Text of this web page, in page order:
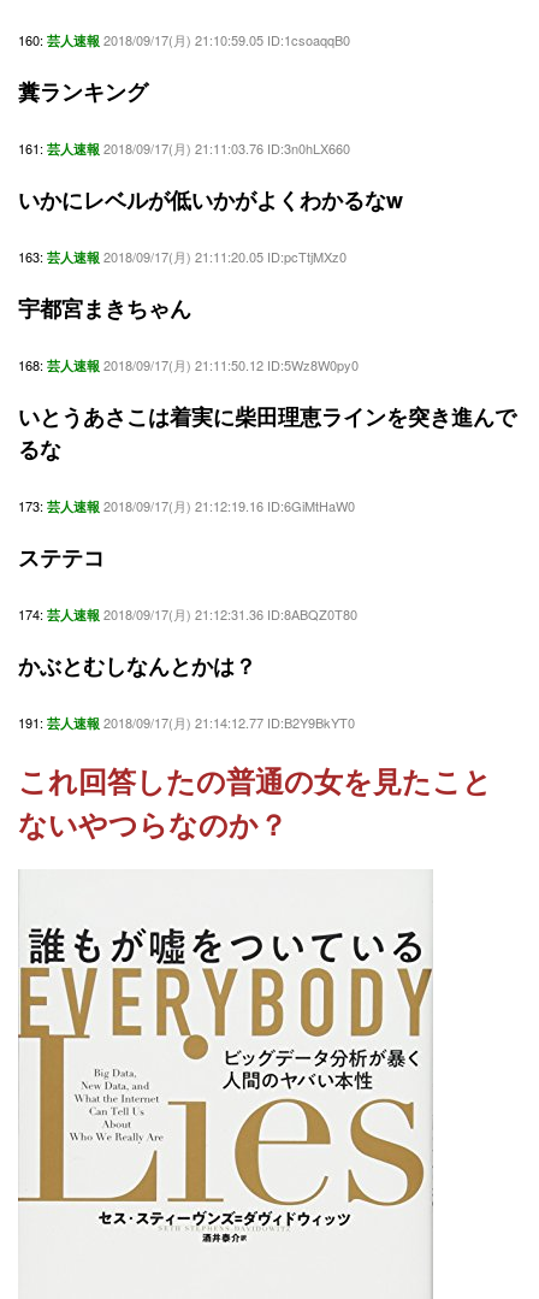
160: 芸人速報 2018/09/17(月) 21:10:59.05 ID:1csoaqqB0
糞ランキング
161: 芸人速報 2018/09/17(月) 21:11:03.76 ID:3n0hLX660
いかにレベルが低いかがよくわかるなw
163: 芸人速報 2018/09/17(月) 21:11:20.05 ID:pcTtjMXz0
宇都宮まきちゃん
168: 芸人速報 2018/09/17(月) 21:11:50.12 ID:5Wz8W0py0
いとうあさこは着実に柴田理恵ラインを突き進んで
るな
173: 芸人速報 2018/09/17(月) 21:12:19.16 ID:6GiMtHaW0
ステテコ
174: 芸人速報 2018/09/17(月) 21:12:31.36 ID:8ABQZ0T80
かぶとむしなんとかは？
191: 芸人速報 2018/09/17(月) 21:14:12.77 ID:B2Y9BkYT0
これ回答したの普通の女を見たこと
ないやつらなのか？